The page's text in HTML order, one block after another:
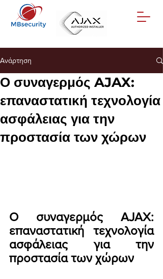
Ανάρτηση
Ο συναγερμός AJAX:
επαναστατική τεχνολογία
ασφάλειας για την
προστασία των χώρων
Ο συναγερμός AJAX:
επαναστατική τεχνολογία
ασφάλειας για την
προστασία των χώρων